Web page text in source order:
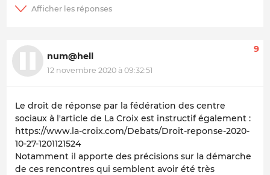
num@hell
12 novembre 2020 à 09:32:51
9
Le droit de réponse par la fédération des centre
sociaux à l'article de La Croix est instructif également :
https://www.la-croix.com/Debats/Droit-reponse-2020-
10-27-1201121524
Notamment il apporte des précisions sur la démarche
de ces rencontres qui semblent avoir été très